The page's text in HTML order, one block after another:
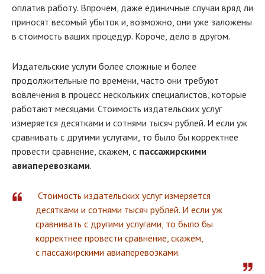
оплатив работу. Впрочем, даже единичные случаи вряд ли
приносят весомый убыток и, возможно, они уже заложены
в стоимость ваших процедур. Короче, дело в другом.
Издательские услуги более сложные и более
продолжительные по времени, часто они требуют
вовлечения в процесс нескольких специалистов, которые
работают месяцами. Стоимость издательских услуг
измеряется десятками и сотнями тысяч рублей. И если уж
сравнивать с другими услугами, то было бы корректнее
провести сравнение, скажем, с пассажирскими
авиаперевозками.
Стоимость издательских услуг измеряется
десятками и сотнями тысяч рублей. И если уж
сравнивать с другими услугами, то было бы
корректнее провести сравнение, скажем,
с пассажирскими авиаперевозками.